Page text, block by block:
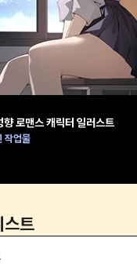
향 로맨스 캐릭터 일러스트
작업물
스트